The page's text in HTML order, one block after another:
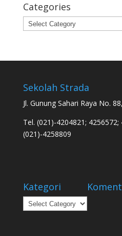
Categories
Categories
Sekolah Strada
Jl. Gunung Sahari Raya No.
Tel. (021)-4204821; 4256572;
(021)-4258809
Kategori
Kategori